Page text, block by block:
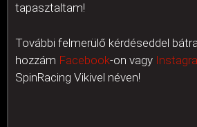
tapasztaltam!
További felmerülő kérdéseddel
hozzám Facebook-on vagy
SpinRacing Vikivel néven!